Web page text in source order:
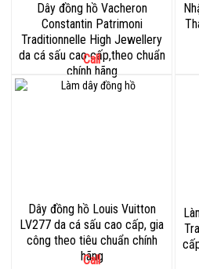
Dây đồng hồ Vacheron
Constantin Patrimoni
Traditionnelle High Jewellery
da cá sấu cao cấp,theo chuẩn
chính hãng
Call
Dây đồng hồ Louis Vuitton
LV277 da cá sấu cao cấp, gia
công theo tiêu chuẩn chính
hãng
Call